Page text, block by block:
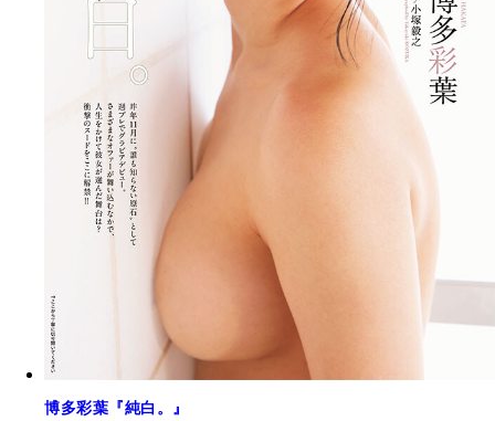
博多彩葉『純白。』